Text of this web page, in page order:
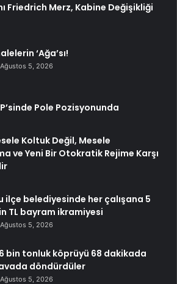
Friedrich Merz, Kabine Değişikliği
‘Ağa’sı!
Ağustos 5, 2026
Pole Pozisyonunda
Koltuk Değil, Mesele
ve Yeni Bir Otokratik Rejime Karşı
ilçe belediyesinde her çalışana 5
TL bayram ikramiyesi
Ağustos 5, 2026
bin tonluk köprüyü 68 dakikada
döndürdüler
Ağustos 5, 2026